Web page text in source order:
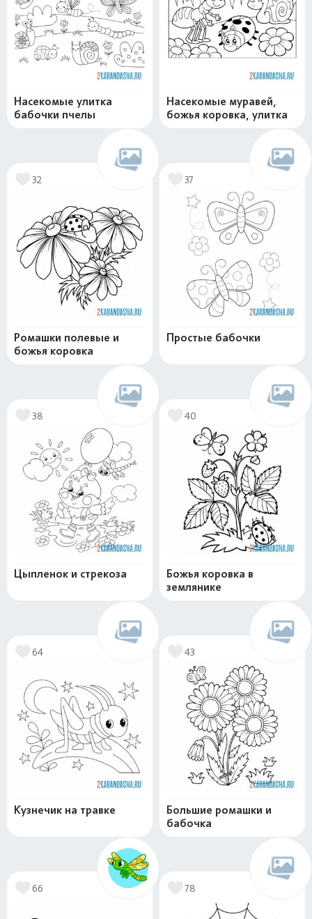
Насекомые улитка
бабочки пчелы
Насекомые муравей,
божья коровка, улитка
32
Ромашки полевые и
божья коровка
37
Простые бабочки
38
Цыпленок и стрекоза
40
Божья коровка в
землянике
64
Кузнечик на травке
43
Большие ромашки и
бабочка
66 78